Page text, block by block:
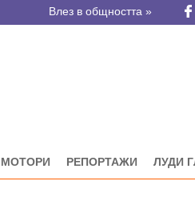
Влез в общността »
МОТОРИ РЕПОРТАЖИ ЛУДИ